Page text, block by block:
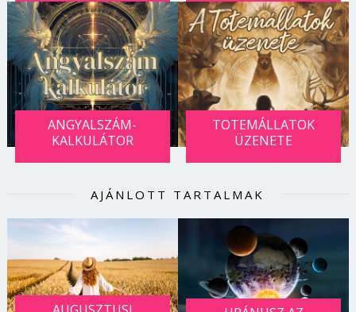
ANGYALSZÁM-
KALKULÁTOR
TOTEMÁLLATOK
ÜZENETE
AJÁNLOTT TARTALMAK